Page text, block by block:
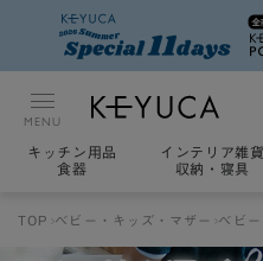
MENU
キッチン用品
食器
インテリア雑貨
収納・寝具
TOP ベビー・キッズ・マザー ベビ